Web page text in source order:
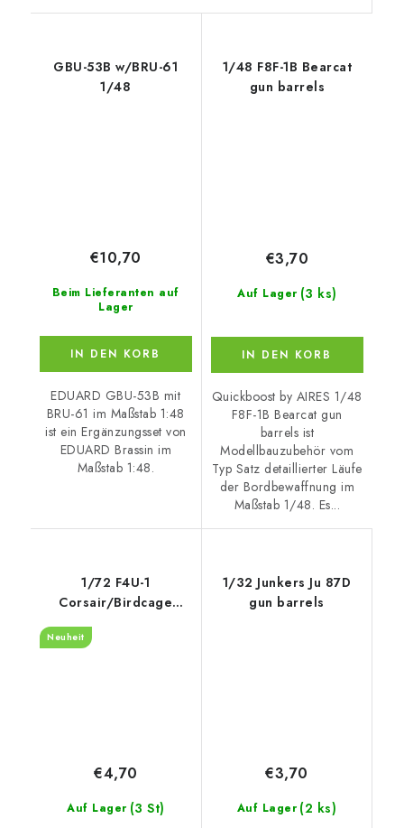
GBU-53B w/BRU-61
1/48
Beim Lieferanten auf
Lager
€10,70
IN DEN KORB
EDUARD GBU-53B mit
BRU-61 im Maßstab 1:48
ist ein Ergänzungsset von
EDUARD Brassin im
Maßstab 1:48.
1/48 F8F-1B Bearcat
gun barrels
Auf Lager (3 ks)
€3,70
IN DEN KORB
Quickboost by AIRES 1/48
F8F-1B Bearcat gun
barrels ist
Modellbauzubehör vom
Typ Satz detaillierter Läufe
der Bordbewaffnung im
Maßstab 1/48. Es...
1/72 F4U-1
Corsair/Birdcage
recommended for
Neuheit
Auf Lager (3 St)
€4,70
1/32 Junkers Ju 87D
gun barrels
Auf Lager (2 ks)
€3,70